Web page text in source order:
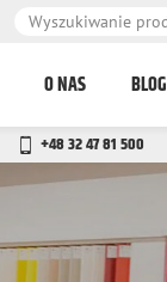
O NAS BLOG
+48 32 47 81 500